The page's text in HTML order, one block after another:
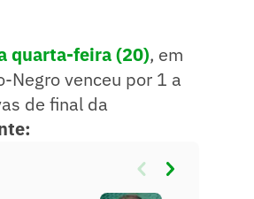
quarta-feira (20), em
Negro venceu por 1 a
de final da